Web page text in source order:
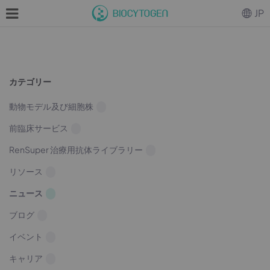
カテゴリー
動物モデル及び細胞株
前臨床サービス
RenSuper 治療用抗体ライブラリー
リソース
ニュース
ブログ
イベント
キャリア
JP